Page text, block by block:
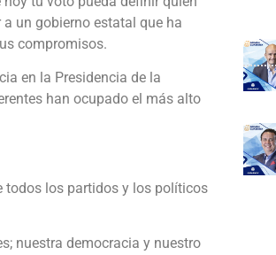
un gobierno estatal que ha
compromisos.
en la Presidencia de la
han ocupado el más alto
todos los partidos y los políticos
nuestra democracia y nuestro